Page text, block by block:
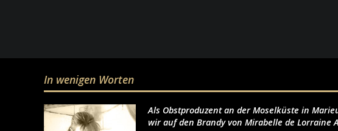
In wenigen Worten
Als Obstproduzent an der Moselküste in
wir auf den Brandy von Mirabelle de Lorraine